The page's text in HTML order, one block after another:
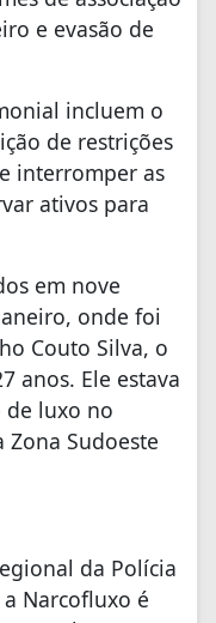
e evasão de
incluem o
de restrições
interromper as
ativos para
em nove
onde foi
Couto Silva, o
anos. Ele estava
de luxo no
Zona Sudoeste
da Polícia
Narcofluxo é